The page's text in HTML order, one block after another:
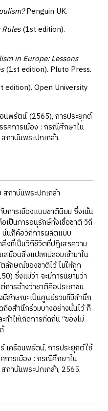
Penguin UK.
(1st edition).
in Europe: Lessons
(1st edition). Pluto Press.
edition). Open University
นพรัตน์ (2565), การประยุกต์
คการเมือง : กรณีศึกษาใน
ถาบันพระปกเกล้า.
ถาบันพระปกเกล้า
การเมืองแบบชาตินิยม ซึ่งเน้น
เป็นการอนุรักษ์ทั้งเชื้อชาติ วิถี
นั่นก็คือวิถีการผลิตแบบ
งที่เป็นวิถีชีวิตที่ปฏิเสธความ
สมือนสิ่งแปลกปลอมเข้ามาใน
ลักษณ์ของชาติไว้ ไม่ให้ถูก
ซึ่งแม้ว่า จะมีการนิยามว่า
ารอ้างว่าชาติคือประชาชน
มีลักษณะเป็นศูนย์รวมที่มีสำนึก
อสำนึกร่วมบางอย่างนั้นไว้ ก็
ำให้เกิดการกีดกัน “ของไม่
เครือนพรัตน์, การประยุกต์ใช้
การเมือง : กรณีศึกษาใน
ถาบันพระปกเกล้า, 2565.